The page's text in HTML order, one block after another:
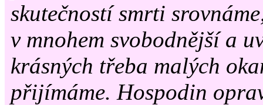
skutečností smrti
v mnohem svobodnější a
krásných třeba malých
přijímáme. Hospodin